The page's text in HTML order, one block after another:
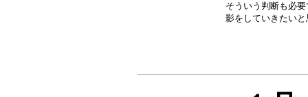
そういう判断も必